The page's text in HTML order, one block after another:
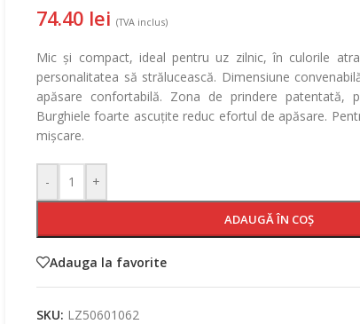
74.40 lei (TVA inclus)
Mic și compact, ideal pentru uz zilnic, în culorile
personalitatea să strălucească. Dimensiune
apăsare confortabilă. Zona de prindere patentată,
Burghiele foarte ascuțite reduc efortul de apăsare.
mișcare.
- +
ADAUGĂ ÎN COȘ
Adauga la favorite
SKU: LZ50601062